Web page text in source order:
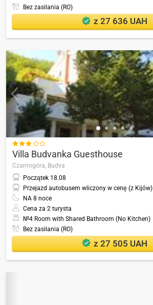
Bez zasilania (RO)
z 27 636 UAH

Villa Budvanka Guesthouse
Czarnogóra, Budva
Początek 18.08
Przejazd autobusem wliczony w cenę (z Kijów)
NA 8 noce
Cena za 2 turysta
№4 Room with Shared Bathroom (No Kitchen)
Bez zasilania (RO)
z 27 505 UAH